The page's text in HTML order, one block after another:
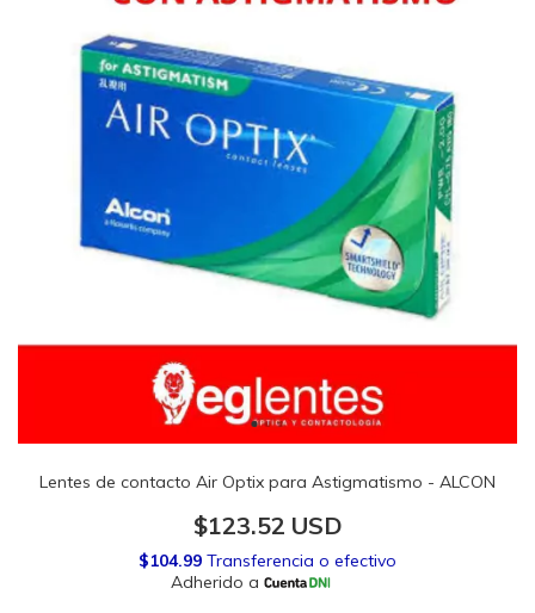
Lentes de contacto Air Optix para Astigmatismo - ALCON
$123.52 USD